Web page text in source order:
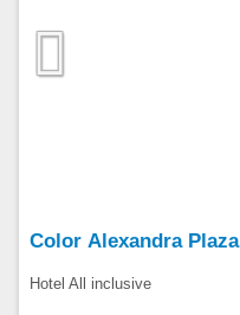
Color Alexandra Plaza
Hotel All inclusive